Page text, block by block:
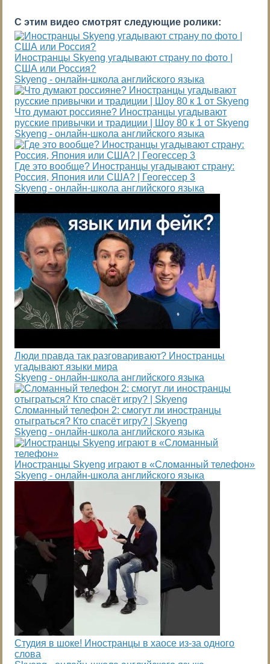
С этим видео смотрят следующие ролики:
Иностранцы Skyeng угадывают страну по фото |
CША или Россия?
Skyeng - онлайн-школа английского языка
Что думают россияне? Иностранцы угадывают
русские привычки и традиции | Шоу 80 к 1 от Skyeng
Skyeng - онлайн-школа английского языка
Где это вообще? Иностранцы угадывают страну:
Россия, Япония или США? | Геогессер 3
Skyeng - онлайн-школа английского языка
Люди правда так разговаривают? Иностранцы
угадывают языки мира
Skyeng - онлайн-школа английского языка
Сломанный телефон 2: смогут ли иностранцы
отыграться? Кто спасёт игру? | Skyeng
Skyeng - онлайн-школа английского языка
Иностранцы Skyeng играют в «Сломанный телефон»
Skyeng - онлайн-школа английского языка
Студия в шоке! Иностранцы в хаосе из-за одного
слова